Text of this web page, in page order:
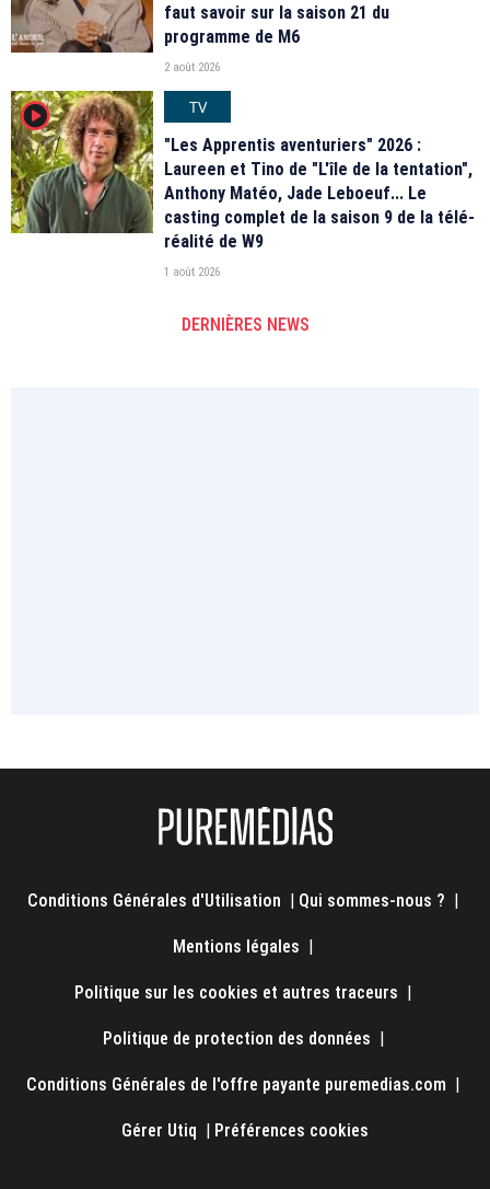
faut savoir sur la saison 21 du
programme de M6
2 août 2026
player2
TV
"Les Apprentis aventuriers" 2026 :
Laureen et Tino de "L'île de la tentation",
Anthony Matéo, Jade Leboeuf... Le
casting complet de la saison 9 de la télé-
réalité de W9
1 août 2026
DERNIÈRES NEWS
Conditions Générales d'Utilisation | Qui sommes-nous ? |
Mentions légales |
Politique sur les cookies et autres traceurs |
Politique de protection des données |
Conditions Générales de l'offre payante puremedias.com |
Gérer Utiq | Préférences cookies